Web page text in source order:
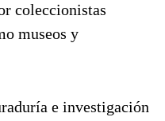
coleccionistas
museos y
e investigación